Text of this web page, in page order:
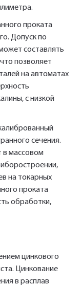
проката
Допуск по
составлять
позволяет
на автоматах
с низкой
сечения.
в массовом
на токарных
проката
обработки,
цинкового
Цинкование
в расплав